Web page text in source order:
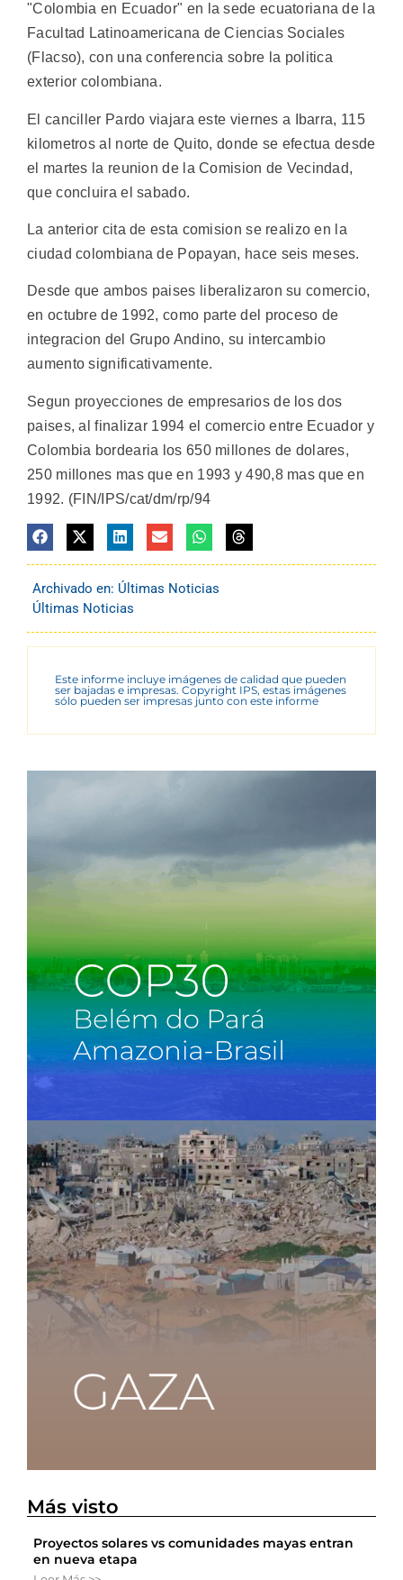
"Colombia en Ecuador" en la sede ecuatoriana de la
Facultad Latinoamericana de Ciencias Sociales
(Flacso), con una conferencia sobre la politica
exterior colombiana.
El canciller Pardo viajara este viernes a Ibarra, 115
kilometros al norte de Quito, donde se efectua desde
el martes la reunion de la Comision de Vecindad,
que concluira el sabado.
La anterior cita de esta comision se realizo en la
ciudad colombiana de Popayan, hace seis meses.
Desde que ambos paises liberalizaron su comercio,
en octubre de 1992, como parte del proceso de
integracion del Grupo Andino, su intercambio
aumento significativamente.
Segun proyecciones de empresarios de los dos
paises, al finalizar 1994 el comercio entre Ecuador y
Colombia bordearia los 650 millones de dolares,
250 millones mas que en 1993 y 490,8 mas que en
1992. (FIN/IPS/cat/dm/rp/94
Archivado en: Últimas Noticias
Últimas Noticias
Este informe incluye imágenes de calidad que pueden
ser bajadas e impresas. Copyright IPS, estas imágenes
sólo pueden ser impresas junto con este informe
Más visto
Proyectos solares vs comunidades mayas entran
en nueva etapa